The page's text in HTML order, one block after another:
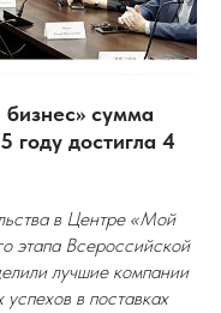
сумма
году достигла 4
в Центре «Мой
этапа Всероссийской
лучшие компании
в поставках